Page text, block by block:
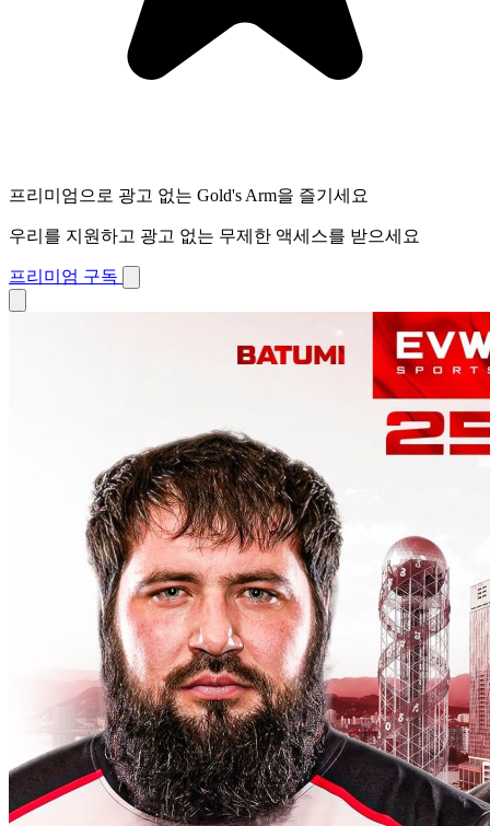
프리미엄으로 광고 없는 Gold's Arm을 즐기세요
우리를 지원하고 광고 없는 무제한 액세스를 받으세요
프리미엄 구독